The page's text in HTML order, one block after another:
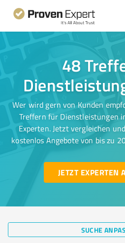
48
Wer wird gern von Kunden
Treffern für Dienstleistungen
Experten. Jetzt vergleichen
kostenlos Angebote von bis zu
JETZT EXPERTEN
SUCHE